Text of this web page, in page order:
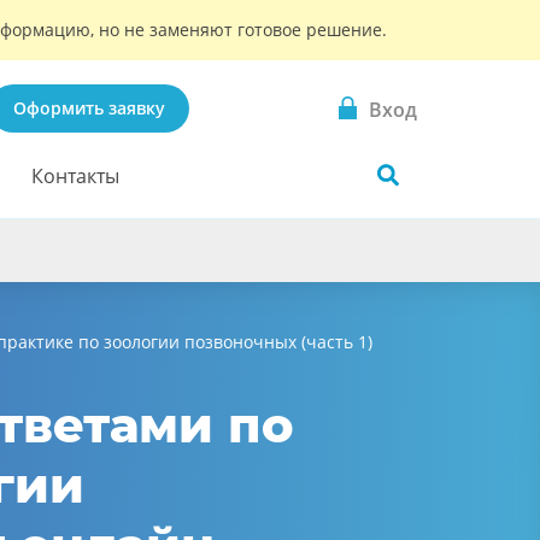
но не заменяют готовое решение.
Оформить заявку Вход
Контакты
по зоологии позвоночных (часть 1)
по